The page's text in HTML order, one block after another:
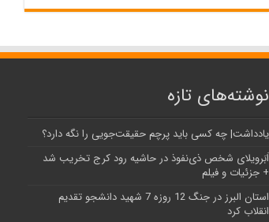
نوشته‌های تازه
یادداشت| ‌چه کسی باید پرچم حقیقت‌جویی را نگه دارد؟
اَبَر‌ویلای شخص ذی‌نفوذ در حاشیه‌ رود کرج تخریب شد
+ جزئیات و فیلم
استان البرز در جنگ 12 روزه 7 شهید دانشجو تقدیم
انقلاب کرد